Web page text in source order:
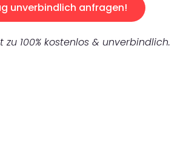
unverbindlich anfragen!
zu 100% kostenlos & unverbindlich.